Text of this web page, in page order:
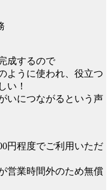
成するので
ように使われ、役立つ
い！
いにつながるという声
円程度でご利用いただ
営業時間外のため無償